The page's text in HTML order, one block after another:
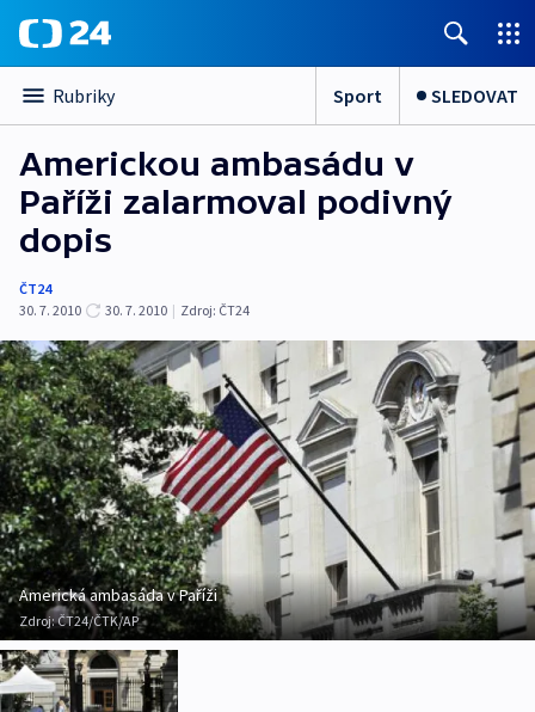
Rubriky Sport SLEDOVAT
Americkou ambasádu v
Paříži zalarmoval podivný
dopis
ČT24
30. 7. 2010
30. 7. 2010 | Zdroj: ČT24
Americká ambasáda v Paříži
Zdroj:ČT24/ČTK/AP